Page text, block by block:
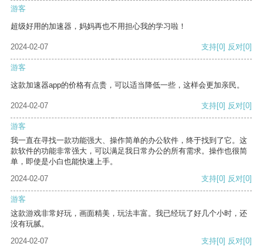
游客
超级好用的加速器，妈妈再也不用担心我的学习啦！
2024-02-07 支持[0] 反对[0]
游客
这款加速器app的价格有点贵，可以适当降低一些，这样会更加亲民。
2024-02-07 支持[0] 反对[0]
游客
我一直在寻找一款功能强大、操作简单的办公软件，终于找到了它。这
款软件的功能非常强大，可以满足我日常办公的所有需求。操作也很简
单，即使是小白也能快速上手。
2024-02-07
支持[0] 反对[0]
游客
这款游戏非常好玩，画面精美，玩法丰富。我已经玩了好几个小时，还
没有玩腻。
2024-02-07
支持[0] 反对[0]